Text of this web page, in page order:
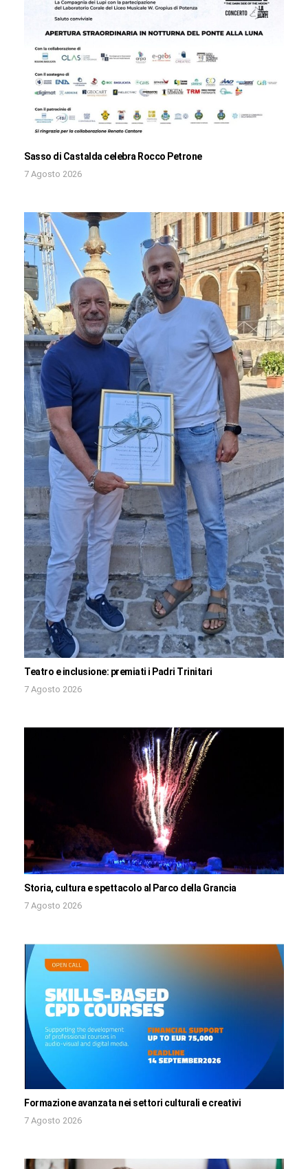
Sasso di Castalda celebra Rocco Petrone
7 Agosto 2026
Teatro e inclusione: premiati i Padri Trinitari
7 Agosto 2026
Storia, cultura e spettacolo al Parco della Grancia
7 Agosto 2026
Formazione avanzata nei settori culturali e creativi
7 Agosto 2026